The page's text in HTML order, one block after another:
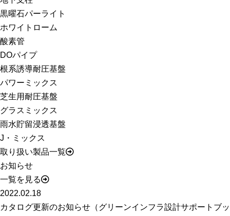
黒曜石パーライト
ホワイトローム
酸素管
DOパイプ
根系誘導耐圧基盤
パワーミックス
芝生用耐圧基盤
グラスミックス
雨水貯留浸透基盤
J・ミックス
取り扱い製品一覧
お知らせ
一覧を見る
2022.02.18
カタログ更新のお知らせ（グリーンインフラ設計サポートブッ